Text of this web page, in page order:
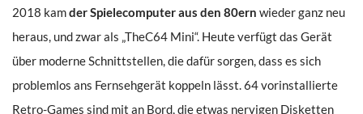
2018 kamder Spielecomputer aus den 80ern wieder ganz neu
heraus, und zwar als „TheC64 Mini“. Heute verfügt das Gerät
über moderne Schnittstellen, die dafür sorgen, dass es sich
problemlos ans Fernsehgerät koppeln lässt. 64 vorinstallierte
Retro-Games sind mit an Bord, die etwas nervigen Disketten